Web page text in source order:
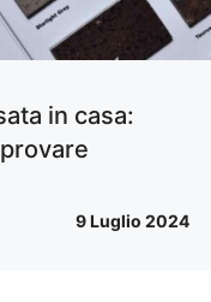
in casa:
9 Luglio 2024